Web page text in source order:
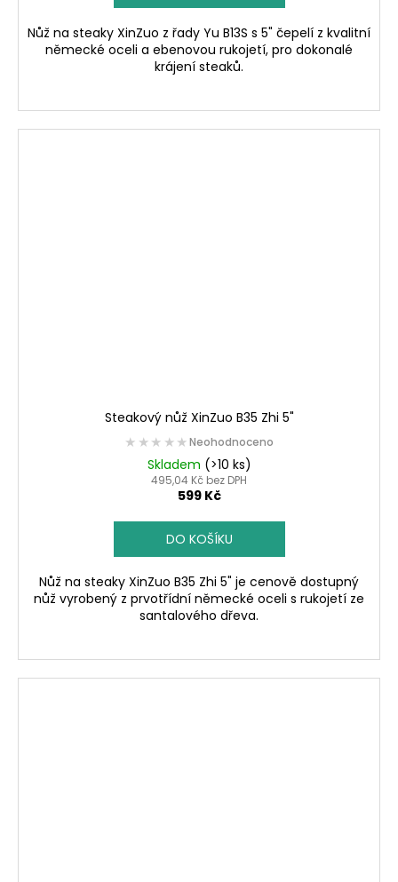
Nůž na steaky XinZuo z řady Yu B13S s 5" čepelí z kvalitní
německé oceli a ebenovou rukojetí, pro dokonalé
krájení steaků.
Steakový nůž XinZuo B35 Zhi 5"
★★★★★
★★★★★Neohodnoceno
Skladem (>10 ks)
495,04 Kč bez DPH
599 Kč
DO KOŠÍKU
Nůž na steaky XinZuo B35 Zhi 5" je cenově dostupný
nůž vyrobený z prvotřídní německé oceli s rukojetí ze
santalového dřeva.